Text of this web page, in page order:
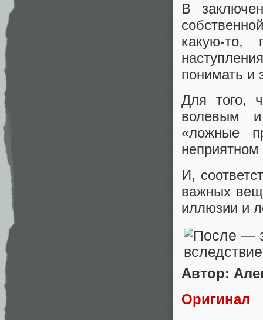
В
какую-то,
понимать и
Для того,
волевым
«ложные
неприятном
И,
важных
иллюзии и
Автор:
Оригинал